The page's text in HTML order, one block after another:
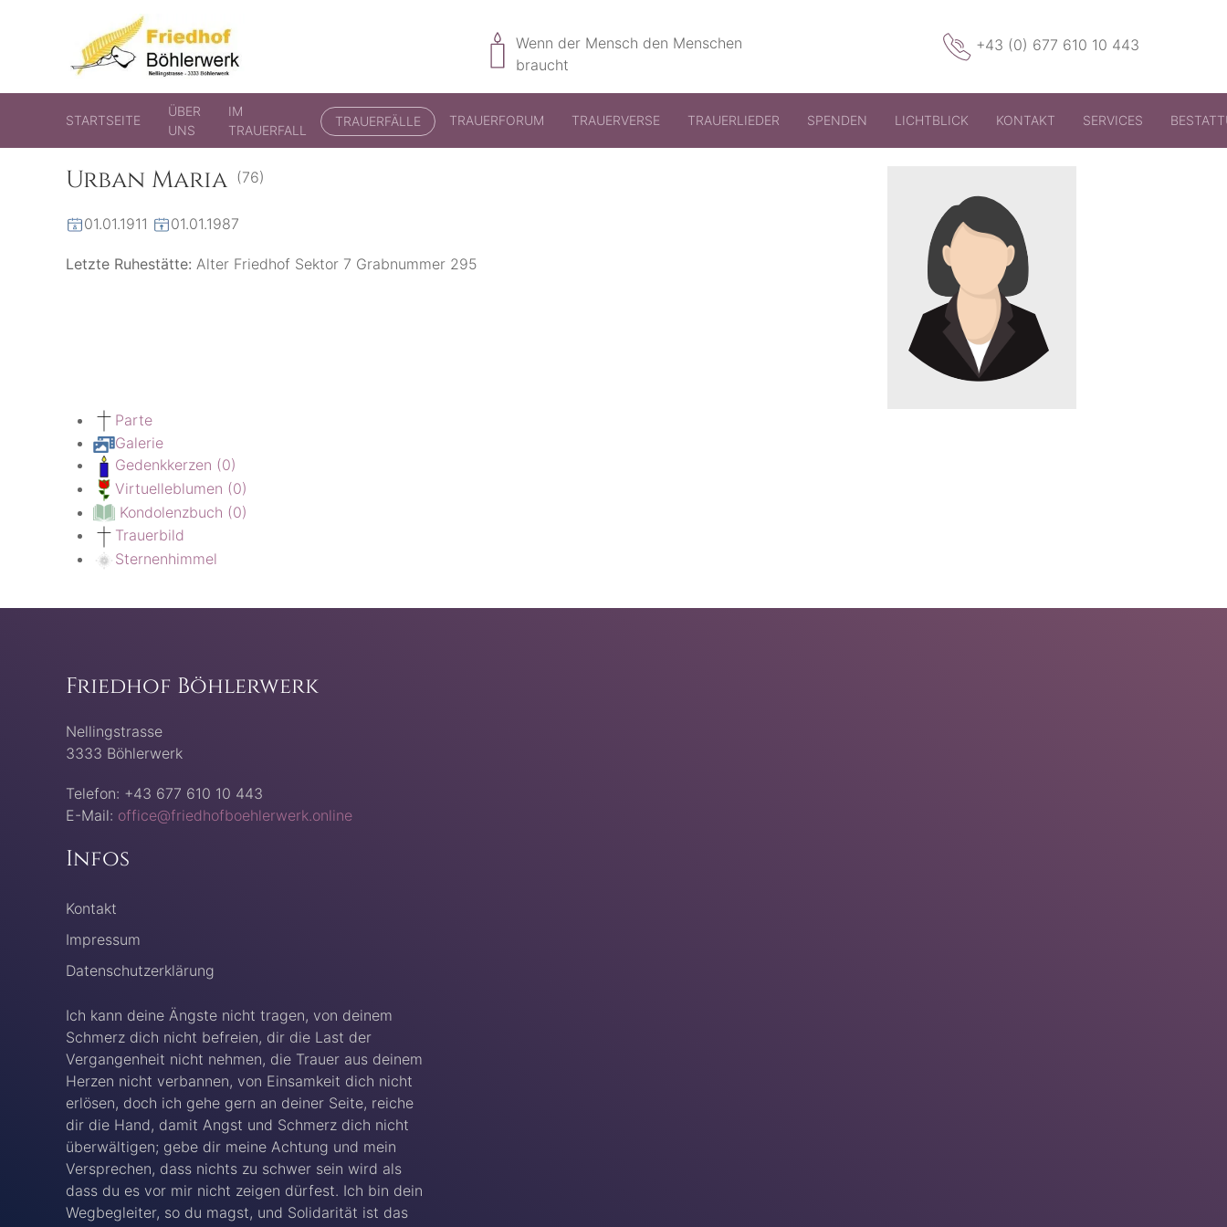
Friedhof Böhlerwerk
der virtuelle Friedhof von Böhlerwerk
Wenn der Mensch den Menschen
braucht
+43 (0) 677 610 10 443
STARTSEITE
ÜBER
UNS
IM
TRAUERFALL
TRAUERFÄLLE TRAUERFORUM TRAUERVERSE TRAUERLIEDER SPENDEN LICHTBLICK KONTAKT SERVICES
Urban Maria (76)
01.01.1911 01.01.1987
Letzte Ruhestätte: Alter Friedhof Sektor 7 Grabnummer 295
Parte
Galerie
Gedenkkerzen (0)
Virtuelleblumen (0)
Kondolenzbuch (0)
Trauerbild
Sternenhimmel
Friedhof Böhlerwerk
Nellingstrasse
3333 Böhlerwerk
Telefon: +43 677 610 10 443
E-Mail: office@friedhofboehlerwerk.online
Infos
Kontakt
Impressum
Datenschutzerklärung
Ich kann deine Ängste nicht tragen, von deinem
Schmerz dich nicht befreien, dir die Last der
Vergangenheit nicht nehmen, die Trauer aus deinem
Herzen nicht verbannen, von Einsamkeit dich nicht
erlösen, doch ich gehe gern an deiner Seite, reiche
dir die Hand, damit Angst und Schmerz dich nicht
überwältigen; gebe dir meine Achtung und mein
Versprechen, dass nichts zu schwer sein wird als
dass du es vor mir nicht zeigen dürfest. Ich bin dein
Wegbegleiter, so du magst, und Solidarität ist das